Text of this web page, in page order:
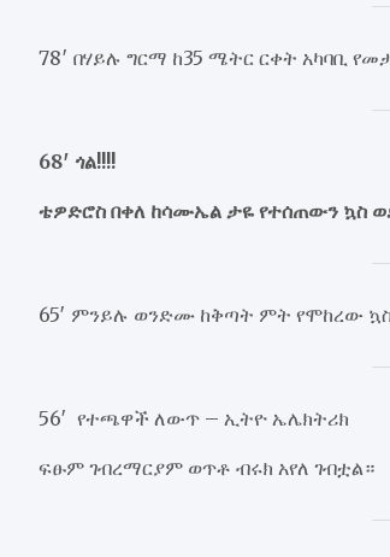
78′ በሃይሉ ግርማ ከ35 ሜትር ርቀት አካባቢ
68′ ጎል!!!!
ቴዎድሮስ በቀለ ከሳሙኤል ታዬ የተሰጠውን ኳስ
65′ ምንይሉ ወንድሙ ከቅጣት ምት የሞከረው
56′ የተጫዋች ለውጥ – ኢትዮ ኤሌክትሪክ
ፍፁም ገብረማርያም ወጥቶ ብሩክ አየለ ገብቷል።